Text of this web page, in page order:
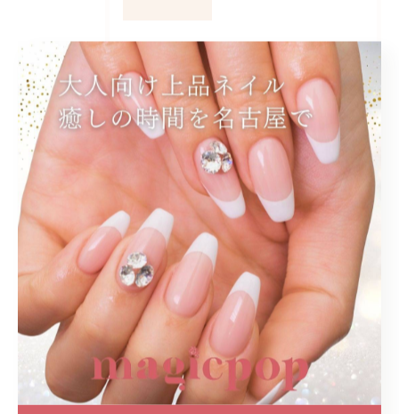
タグ Tags
グレージュ ベージュ 手書きアート
テラコッタ カシスレッド
シルバーネイル ラメネイル
名古屋駅ネイルサロン 定額デザイン
秋ネイル ツイードネイル
べっ甲ネイル オフィスネイル
ワンカラーネイル 大人ネイル